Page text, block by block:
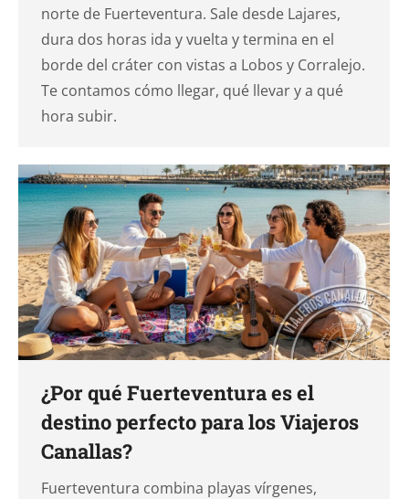
norte de Fuerteventura. Sale desde Lajares,
dura dos horas ida y vuelta y termina en el
borde del cráter con vistas a Lobos y Corralejo.
Te contamos cómo llegar, qué llevar y a qué
hora subir.
¿Por qué Fuerteventura es el
destino perfecto para los Viajeros
Canallas?
Fuerteventura combina playas vírgenes,